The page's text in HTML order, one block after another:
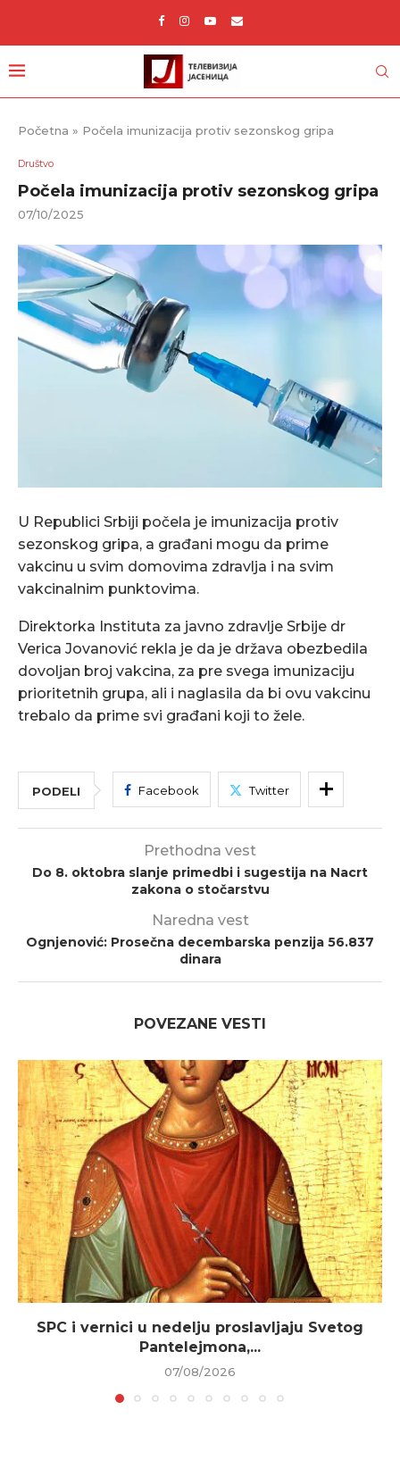
Početna » Počela imunizacija protiv sezonskog gripa
Društvo
Počela imunizacija protiv sezonskog gripa
07/10/2025
U Republici Srbiji počela je imunizacija protiv
sezonskog gripa, a građani mogu da prime
vakcinu u svim domovima zdravlja i na svim
vakcinalnim punktovima.
Direktorka Instituta za javno zdravlje Srbije dr
Verica Jovanović rekla je da je država obezbedila
dovoljan broj vakcina, za pre svega imunizaciju
prioritetnih grupa, ali i naglasila da bi ovu vakcinu
trebalo da prime svi građani koji to žele.
PODELI Facebook Twitter
Prethodna vest
Do 8. oktobra slanje primedbi i sugestija na Nacrt
zakona o stočarstvu
Naredna vest
Ognjenović: Prosečna decembarska penzija 56.837
dinara
POVEZANE VESTI
SPC i vernici u nedelju proslavljaju Svetog
Pantelejmona,...
07/08/2026